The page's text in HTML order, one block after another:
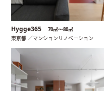
Hygge365 70㎡〜80㎡
東京都 ／マンションリノベーション